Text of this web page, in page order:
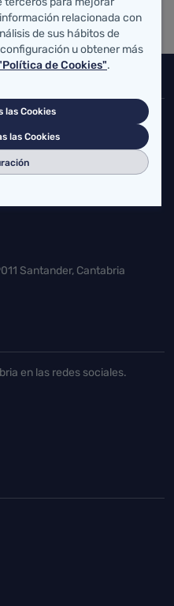
Cantabria
Santander, Cantabria
en las redes sociales.
relacionada con
de sus hábitos de
u obtener más
de Cookies".
las Cookies
las Cookies